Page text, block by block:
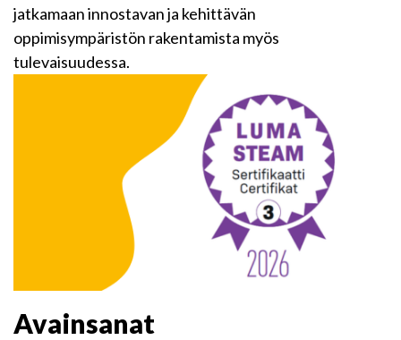
jatkamaan innostavan ja kehittävän
oppimisympäristön rakentamista myös
tulevaisuudessa.
Avainsanat